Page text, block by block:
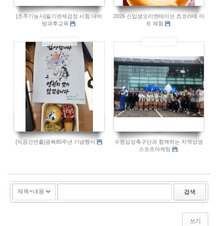
[조주기능사]필기면제검정 시험 대비
방과후교육
2026 신입생오리엔테이션 쵸코라떼 아
트 체험
[식공간연출]광복80주년 기념행사
89
수원삼성축구단과 함께하는 지역상생
스포츠마케팅
검색
쓰기